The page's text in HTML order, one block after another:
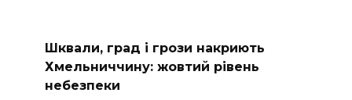
Шквали, град і грози накриють
Хмельниччину: жовтий рівень
небезпеки